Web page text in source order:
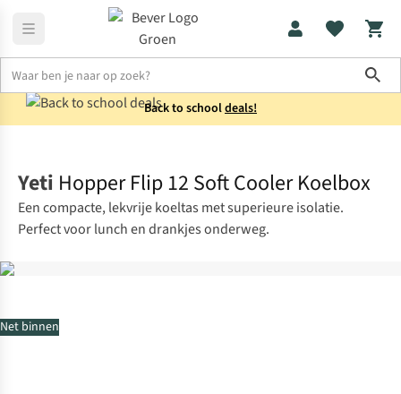
Back to schooldeals!
Net binnen
Yeti Hopper Flip 12 Soft Cooler Koelbox
Een compacte, lekvrije koeltas met superieure isolatie.
Perfect voor lunch en drankjes onderweg.